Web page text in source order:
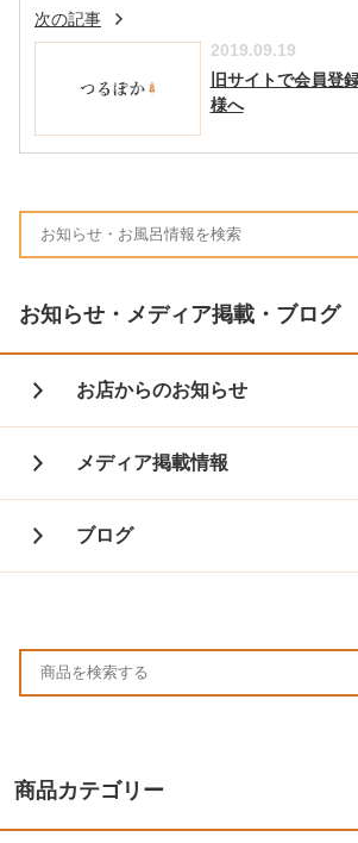
次の記事
2019.09.19
旧サイトで会員登
様へ
商品カテゴリー
お知らせ・メディア掲載・ブログ
お店からのお知らせ
メディア掲載情報
ブログ